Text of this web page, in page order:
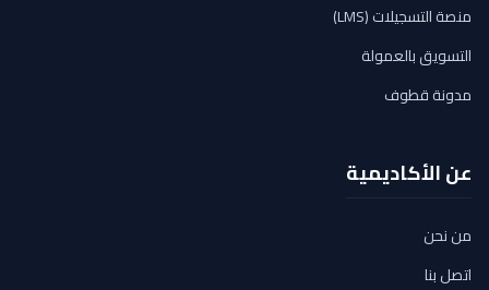
منصة التسجيلات (LMS)
التسويق بالعمولة
مدونة قطوف
عن الأكاديمية
من نحن
اتصل بنا